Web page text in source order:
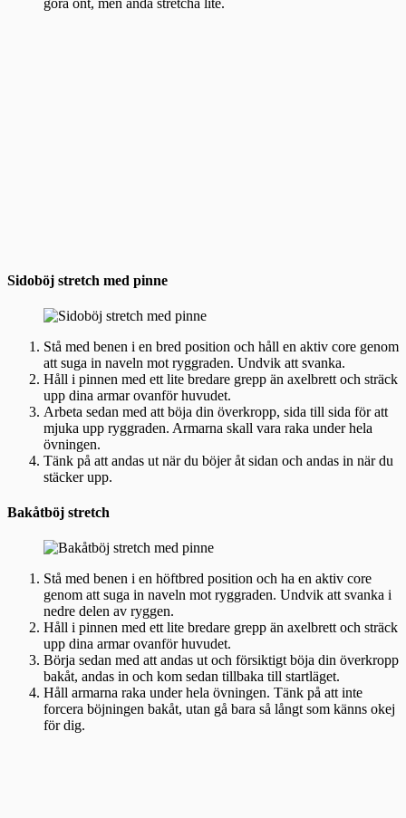
göra ont, men ändå stretcha lite.
Sidoböj stretch med pinne
Stå med benen i en bred position och håll en aktiv core genom
att suga in naveln mot ryggraden. Undvik att svanka.
Håll i pinnen med ett lite bredare grepp än axelbrett och sträck
upp dina armar ovanför huvudet.
Arbeta sedan med att böja din överkropp, sida till sida för att
mjuka upp ryggraden. Armarna skall vara raka under hela
övningen.
Tänk på att andas ut när du böjer åt sidan och andas in när du
stäcker upp.
Bakåtböj stretch
Stå med benen i en höftbred position och ha en aktiv core
genom att suga in naveln mot ryggraden. Undvik att svanka i
nedre delen av ryggen.
Håll i pinnen med ett lite bredare grepp än axelbrett och sträck
upp dina armar ovanför huvudet.
Börja sedan med att andas ut och försiktigt böja din överkropp
bakåt, andas in och kom sedan tillbaka till startläget.
Håll armarna raka under hela övningen. Tänk på att inte
forcera böjningen bakåt, utan gå bara så långt som känns okej
för dig.